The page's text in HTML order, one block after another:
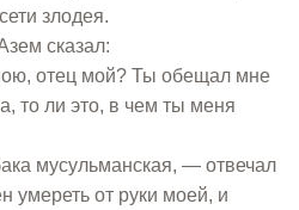
злодея.
сказал:
отец мой? Ты обещал мне
то ли это, в чем ты меня
мусульманская, — отвечал
от руки моей, и